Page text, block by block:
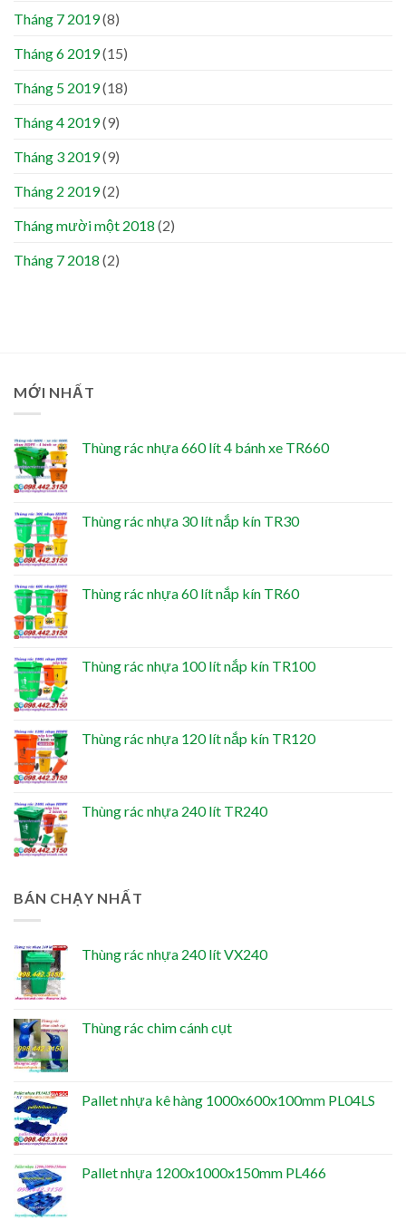
Tháng 7 2019(8)
Tháng 6 2019(15)
Tháng 5 2019(18)
Tháng 4 2019(9)
Tháng 3 2019(9)
Tháng 2 2019(2)
Tháng mười một 2018 (2)
Tháng 7 2018 (2)
MỚI NHẤT
Thùng rác nhựa 660 lít 4 bánh xe TR660
Thùng rác nhựa 30 lít nắp kín TR30
Thùng rác nhựa 60 lít nắp kín TR60
Thùng rác nhựa 100 lít nắp kín TR100
Thùng rác nhựa 120 lít nắp kín TR120
Thùng rác nhựa 240 lít TR240
BÁN CHẠY NHẤT
Thùng rác nhựa 240 lít VX240
Thùng rác chim cánh cụt
Pallet nhựa kê hàng 1000x600x100mm PL04LS
Pallet nhựa 1200x1000x150mm PL466